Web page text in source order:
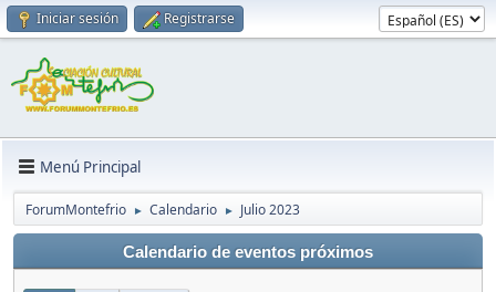
Iniciar sesión Registrarse
Menú Principal
ForumMontefrio ► Calendario ► Julio 2023
Calendario de eventos próximos